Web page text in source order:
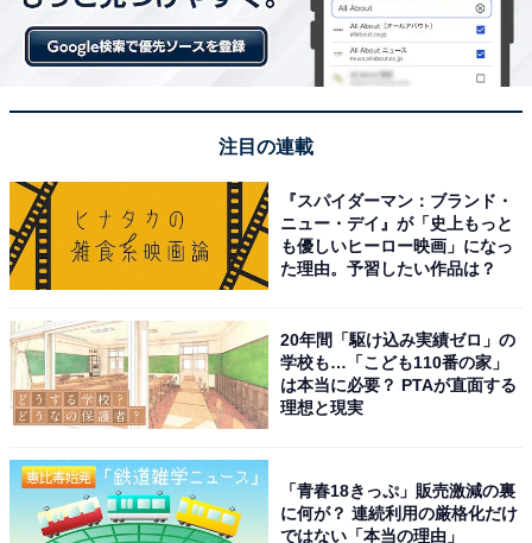
注目の連載
『スパイダーマン：ブランド・
ニュー・デイ』が「史上もっと
も優しいヒーロー映画」になっ
た理由。予習したい作品は？
20年間「駆け込み実績ゼロ」の
学校も…「こども110番の家」
は本当に必要？ PTAが直面する
理想と現実
「青春18きっぷ」販売激減の裏
に何が？ 連続利用の厳格化だけ
ではない「本当の理由」